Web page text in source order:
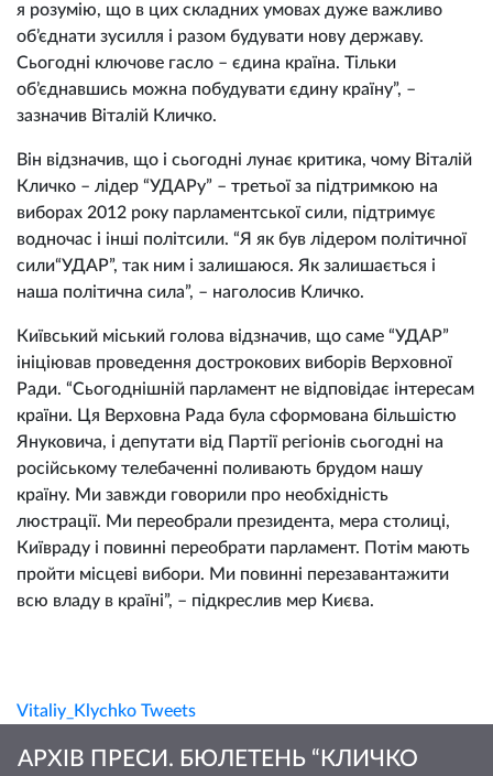
я розумію, що в цих складних умовах дуже важливо
об’єднати зусилля і разом будувати нову державу.
Сьогодні ключове гасло – єдина країна. Тільки
об’єднавшись можна побудувати єдину країну”, –
зазначив Віталій Кличко.
Він відзначив, що і сьогодні лунає критика, чому Віталій
Кличко – лідер “УДАРу” – третьої за підтримкою на
виборах 2012 року парламентської сили, підтримує
водночас і інші політсили. “Я як був лідером політичної
сили“УДАР”, так ним і залишаюся. Як залишається і
наша політична сила”, – наголосив Кличко.
Київський міський голова відзначив, що саме “УДАР”
ініціював проведення дострокових виборів Верховної
Ради. “Сьогоднішній парламент не відповідає інтересам
країни. Ця Верховна Рада була сформована більшістю
Януковича, і депутати від Партії регіонів сьогодні на
російському телебаченні поливають брудом нашу
країну. Ми завжди говорили про необхідність
люстрації. Ми переобрали президента, мера столиці,
Київраду і повинні переобрати парламент. Потім мають
пройти місцеві вибори. Ми повинні перезавантажити
всю владу в країні”, – підкреслив мер Києва.
Vitaliy_Klychko Tweets
АРХІВ ПРЕСИ. БЮЛЕТЕНЬ “КЛИЧКО